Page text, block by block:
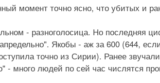
момент точно ясно, что убитых и
- разноголосица. Но последняя
Якобы - аж за 600 (644,
точно из Сирии). Ранее
- много людей по сей час числятся